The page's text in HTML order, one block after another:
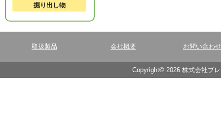
掘り出し物
取扱製品 会社概要 お問い合わせ
Copyright© 2026 株式会社ブ